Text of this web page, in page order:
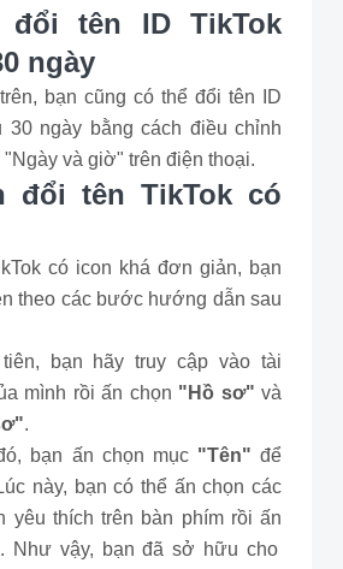
đổi tên ID TikTok
ngày
bạn cũng có thể đổi tên ID
30 ngày bằng cách điều chỉnh
và giờ" trên điện thoại.
đổi tên TikTok có
có icon khá đơn giản, bạn
theo các bước hướng dẫn sau
bạn hãy truy cập vào tài
mình rồi ấn chọn "Hồ sơ" và
.
bạn ấn chọn mục "Tên" để
này, bạn có thể ấn chọn các
yêu thích trên bàn phím rồi ấn
Như vậy, bạn đã sở hữu cho